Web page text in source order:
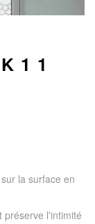
la surface en
préserve l'intimité